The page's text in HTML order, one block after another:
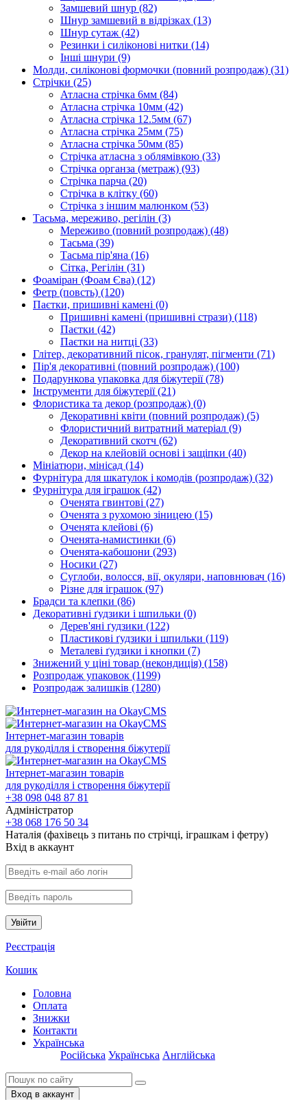
Замшевий шнур (82)
Шнур замшевий в відрізках (13)
Шнур сутаж (42)
Резинки і силіконові нитки (14)
Інші шнури (9)
Молди, силіконові формочки (повний розпродаж) (31)
Стрічки (25)
Атласна стрічка 6мм (84)
Атласна стрічка 10мм (42)
Атласна стрічка 12.5мм (67)
Атласна стрічка 25мм (75)
Атласна стрічка 50мм (85)
Стрічка атласна з облямівкою (33)
Стрічка органза (метраж) (93)
Стрічка парча (20)
Стрічка в клітку (60)
Стрічка з іншим малюнком (53)
Тасьма, мереживо, регілін (3)
Мереживо (повний розпродаж) (48)
Тасьма (39)
Тасьма пір'яна (16)
Сітка, Регілін (31)
Фоаміран (Фоам Єва) (12)
Фетр (повсть) (120)
Паєтки, пришивні камені (0)
Пришивні камені (пришивні стрази) (118)
Паєтки (42)
Паєтки на нитці (33)
Глітер, декоративний пісок, гранулят, пігменти (71)
Пір'я декоративні (повний розпродаж) (100)
Подарункова упаковка для біжутерії(78)
Інструменти для біжутерії(21)
Флористика та декор (розпродаж) (0)
Декоративні квіти (повний розпродаж) (5)
Флористичний витратний матеріал (9)
Декоративний скотч (62)
Декор на клейовій основі і защіпки (40)
Мініатюри, мінісад (14)
Фурнітура для шкатулок і комодів (розпродаж) (32)
Фурнітура для іграшок (42)
Оченята гвинтові (27)
Оченята з рухомою зіницею (15)
Оченята клейові (6)
Оченята-намистинки (6)
Оченята-кабошони (293)
Носики (27)
Суглоби, волосся, вії, окуляри, наповнювач (16)
Різне для іграшок (97)
Брадси та клепки (86)
Декоративні ґудзики і шпильки (0)
Дерев'яні ґудзики (122)
Пластикові ґудзики і шпильки (119)
Металеві ґудзики і кнопки (7)
Знижений у ціні товар (некондиція) (158)
Розпродаж упаковок (1199)
Розпродаж залишків (1280)
Інтернет-магазин товарів
для рукоділля і створення біжутерії
Інтернет-магазин товарів
для рукоділля і створення біжутерії
+38 098 048 87 81
Адміністратор
+38 068 176 50 34
Наталія (фахівець з питань по стрічці, іграшкам і фетру)
Вхiд в аккаунт
Увійти
Реєстрація
Кошик
Головна
Оплата
Знижки
Контакти
Українська
Російська Українська Англійська
Вход в аккаунт